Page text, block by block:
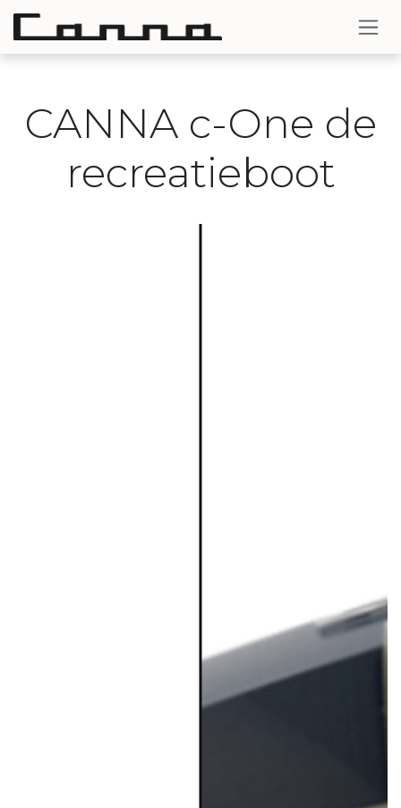
Overslaan naar inhoud
CANNA c-One de
recreatieboot